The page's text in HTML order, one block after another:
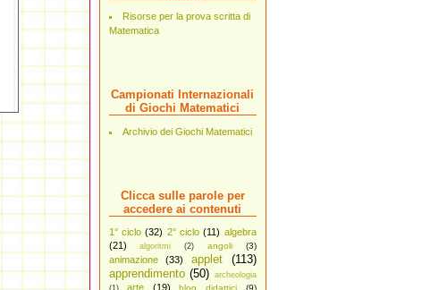
Risorse per la prova scritta di
Matematica
Campionati Internazionali
di Giochi Matematici
Archivio dei Giochi Matematici
Clicca sulle parole per
accedere ai contenuti
1° ciclo (32) 2° ciclo (11) algebra
(21)
algoritmi (2) angoli (3)
animazione (33) applet
(113)
apprendimento (50) archeologia
(1)
arte (19) blog didattici (9)